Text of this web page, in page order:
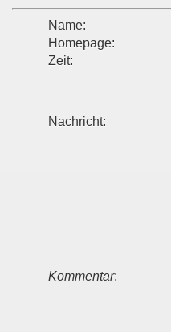
Name:
Homepage:
Zeit:
Nachricht:
Kommentar: